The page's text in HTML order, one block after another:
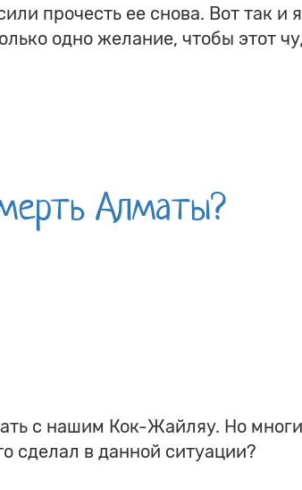
прочесть ее снова. Вот так и
одно желание, чтобы этот
Алматы?
с нашим Кок-Жайляу. Но
сделал в данной ситуации?